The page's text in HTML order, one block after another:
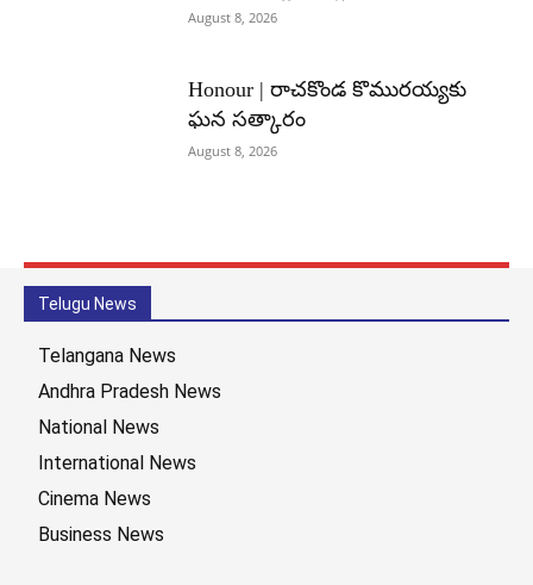
August 8, 2026
Honour | రాచకొండ కొమురయ్యకు
ఘన సత్కారం
August 8, 2026
Telugu News
Telangana News
Andhra Pradesh News
National News
International News
Cinema News
Business News